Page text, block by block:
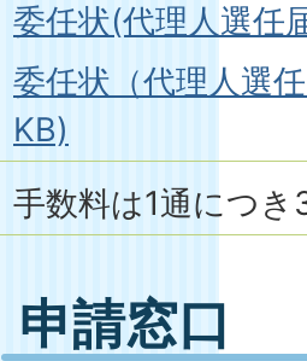
委任状(代理人選任
委任状（代理人選
KB)
手数料は1通につ
申請窓口